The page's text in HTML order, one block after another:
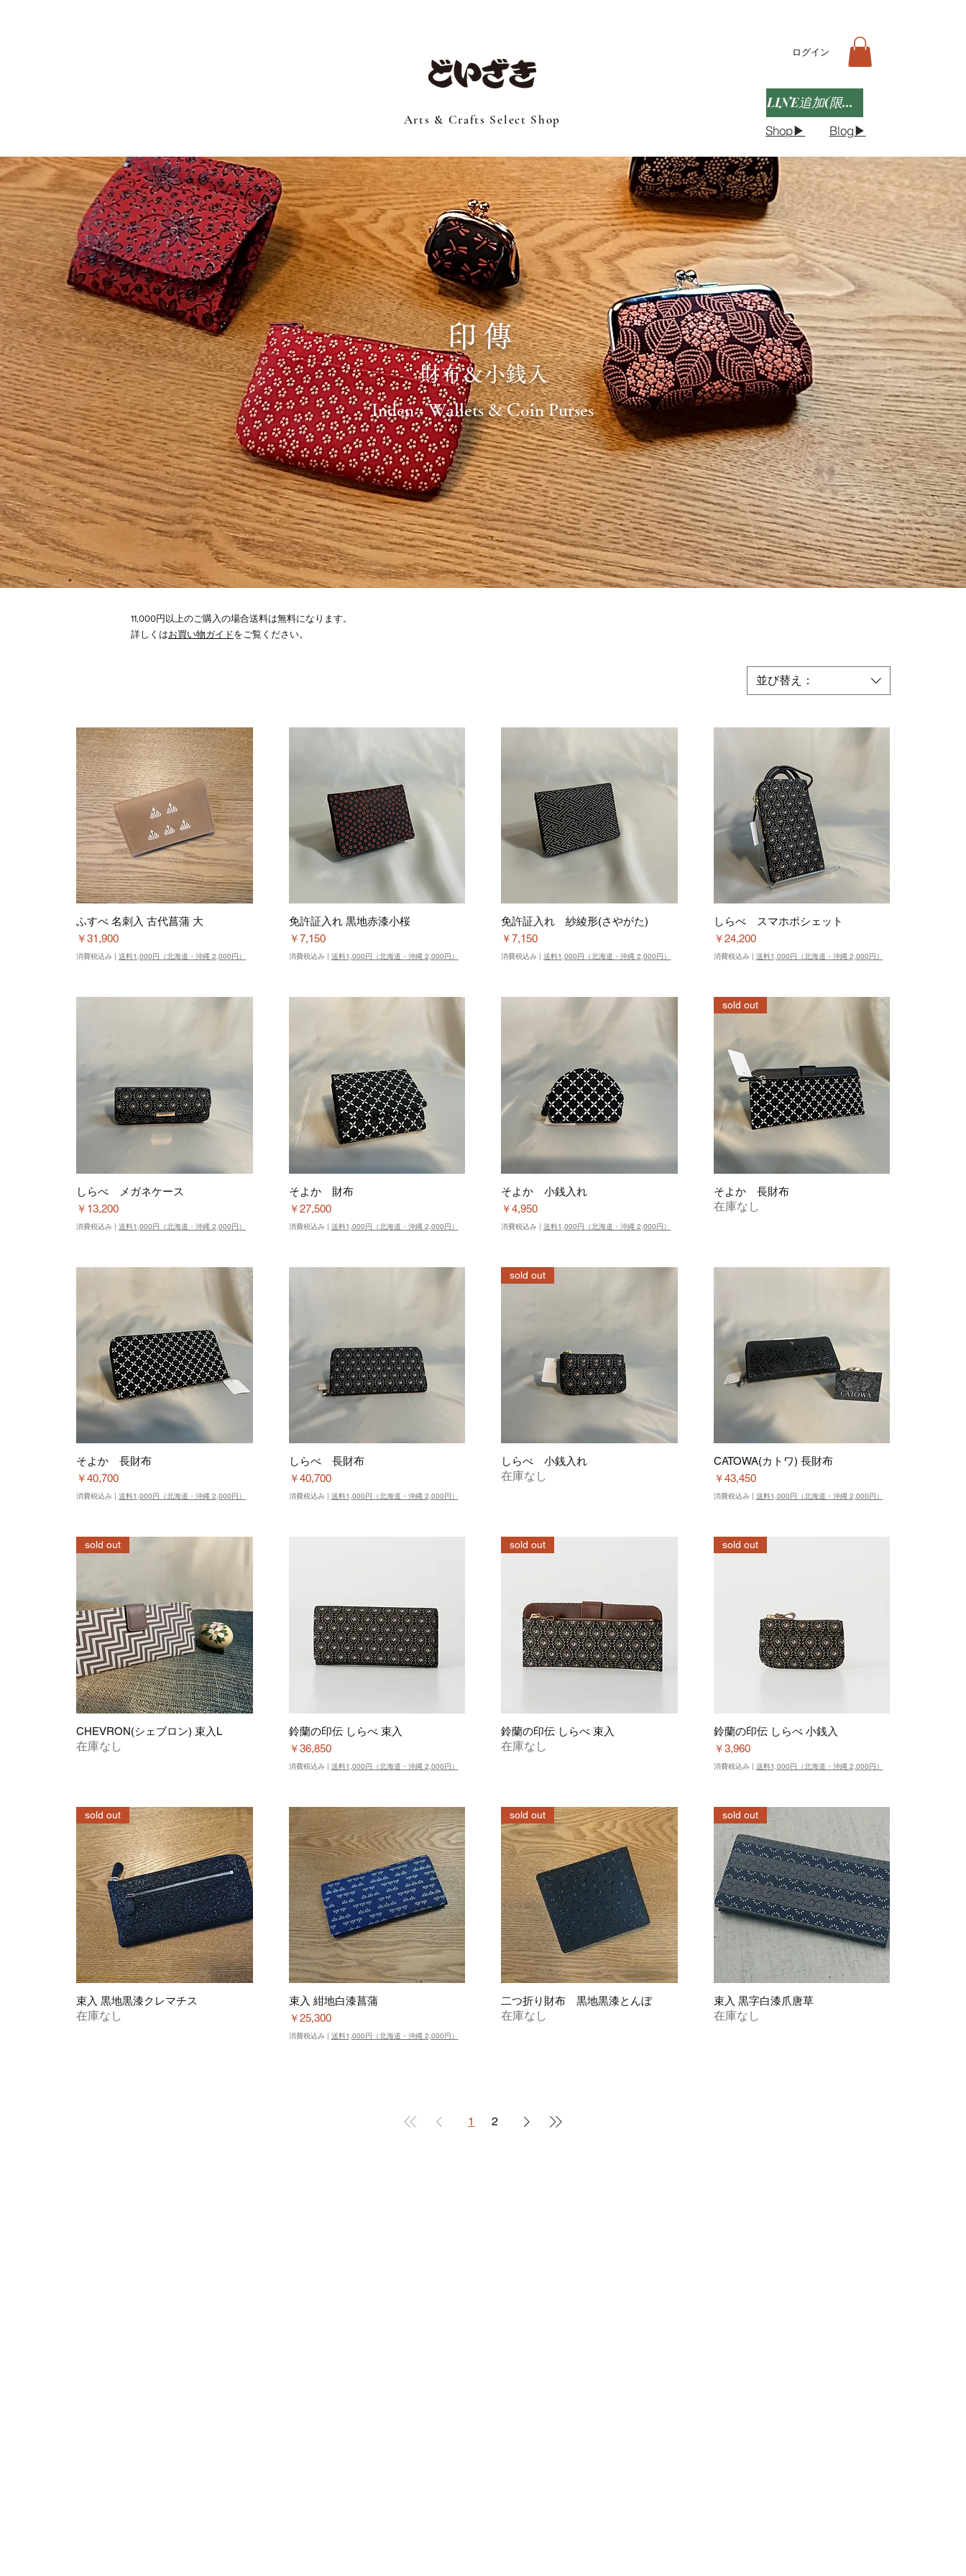
Arts & Crafts Select Shop
ログイン
Shop▶︎ Blog▶︎
LINE追加(限定クーポンなど)
印傳
財布＆小銭入
Inden - Wallets & Coin Purses
11,000円以上のご購入の場合送料は無料になります。
​詳しくはお買い物ガイドをご覧ください。
並び替え：
ふすべ 名刺入 古代菖蒲 大
価格
￥31,900
消費税込み 送料1,000円（北海道・沖縄 2,000円）
免許証入れ 黒地赤漆小桜
価格
￥7,150
消費税込み| 送料1,000円（北海道・沖縄 2,000円）
免許証入れ 紗綾形(さやがた)
価格
￥7,150
消費税込み 送料1,000円（北海道・沖縄 2,000円）
しらべ スマホポシェット
価格
￥24,200
消費税込み| 送料1,000円（北海道・沖縄 2,000円）
しらべ メガネケース
価格
￥13,200
消費税込み | 送料1,000円（北海道・沖縄 2,000円）
そよか 財布
価格
￥27,500
消費税込み| 送料1,000円（北海道・沖縄 2,000円）
そよか 小銭入れ
価格
￥4,950
消費税込み | 送料1,000円（北海道・沖縄 2,000円）
sold out
そよか 長財布
在庫なし
そよか 長財布
価格
￥40,700
消費税込み 送料1,000円（北海道・沖縄 2,000円）
しらべ 長財布
価格
￥40,700
消費税込み| 送料1,000円（北海道・沖縄 2,000円）
sold out
しらべ 小銭入れ
在庫なし
CATOWA(カトワ) 長財布
価格
￥43,450
消費税込み| 送料1,000円（北海道・沖縄 2,000円）
sold out
CHEVRON(シェブロン) 束入L
在庫なし
鈴蘭の印伝 しらべ 束入
価格
￥36,850
消費税込み| 送料1,000円（北海道・沖縄 2,000円）
sold out
鈴蘭の印伝 しらべ 束入
在庫なし
sold out
鈴蘭の印伝 しらべ 小銭入
価格
￥3,960
消費税込み| 送料1,000円（北海道・沖縄 2,000円）
sold out
束入 黒地黒漆クレマチス
在庫なし
束入 紺地白漆菖蒲
価格
￥25,300
消費税込み| 送料1,000円（北海道・沖縄 2,000円）
sold out
二つ折り財布 黒地黒漆とんぼ
在庫なし
sold out
束入 黒字白漆爪唐草
在庫なし
1 2